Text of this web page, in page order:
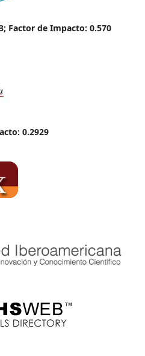
Factor de Impacto: 0.570
0.2929